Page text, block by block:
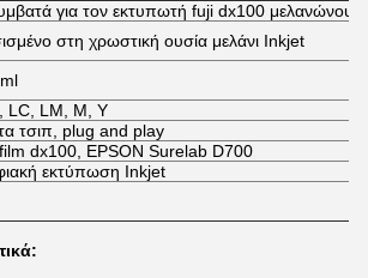
για τον εκτυπωτή fuji dx100 μελανώνουν
στη χρωστική ουσία μελάνι Inkjet
LC, LM, Μ, Υ
τσιπ, plug and play
dx100, EPSON Surelab D700
εκτύπωση Inkjet